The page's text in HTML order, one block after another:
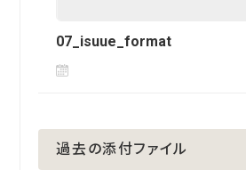
07_isuue_format
過去の添付ファイル